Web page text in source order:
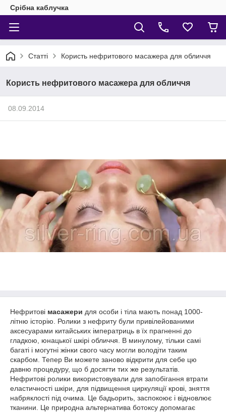
Срібна каблучка
Статті Користь нефритового масажера для обличчя
Користь нефритового масажера для обличчя
08.09.2014
Нефритові масажери для особи і тіла мають понад 1000-
літню історію. Ролики з нефриту були привілейованими
аксесуарами китайських імператриць в їх прагненні до
гладкою, юнацької шкірі обличчя. В минулому, тільки самі
багаті і могутні жінки свого часу могли володіти таким
скарбом. Тепер Ви можете заново відкрити для себе цю
давню процедуру, що б досягти тих же результатів.
Нефритові ролики використовували для запобігання втрати
еластичності шкіри, для підвищення циркуляції крові, зняття
набряклості під очима. Це бадьорить, заспокоює і відновлює
тканини. Це природна альтернатива ботоксу допомагає